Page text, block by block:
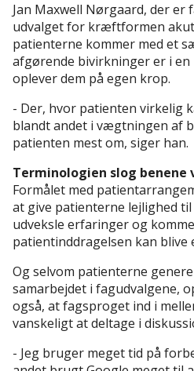
Jan Maxwell Nørgaard, der er
udvalget for kræftformen
patienterne kommer med et
afgørende bivirkninger er i en
oplever dem på egen krop.
- Der, hvor patienten virkelig
blandt andet i vægtningen af
patienten mest om, siger han.
Terminologien slog benene
Formålet med
at give patienterne lejlighed
udveksle erfaringer og
patientinddragelsen kan blive
Og selvom patienterne
samarbejdet i fagudvalgene,
også, at fagsproget ind i
vanskeligt at deltage i
- Jeg bruger meget tid på